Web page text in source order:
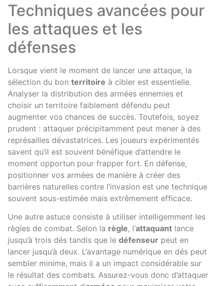
Techniques avancées pour
les attaques et les
défenses
Lorsque vient le moment de lancer une attaque, la
sélection du bon territoire à cibler est essentielle.
Analyser la distribution des armées ennemies et
choisir un territoire faiblement défendu peut
augmenter vos chances de succès. Toutefois, soyez
prudent : attaquer précipitamment peut mener à des
représailles dévastatrices. Les joueurs expérimentés
savent qu’il est souvent bénéfique d’attendre le
moment opportun pour frapper fort. En défense,
positionner vos armées de manière à créer des
barrières naturelles contre l’invasion est une technique
souvent sous-estimée mais extrêmement efficace.
Une autre astuce consiste à utiliser intelligemment les
règles de combat. Selon la règle, l’attaquant lance
jusqu’à trois dés tandis que le défenseur peut en
lancer jusqu’à deux. L’avantage numérique en dés peut
sembler minime, mais il a un impact considérable sur
le résultat des combats. Assurez-vous donc d’attaquer